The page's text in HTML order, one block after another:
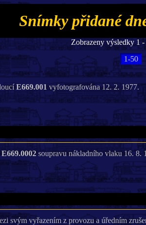
Snímky přidané
Zobrazeny výsledky 1 -
1-50
E669.001 vyfotografována 12. 2. 1977.
E669.0002 soupravu nákladního vlaku 16. 8.
svým vyřazením z provozu a úředním